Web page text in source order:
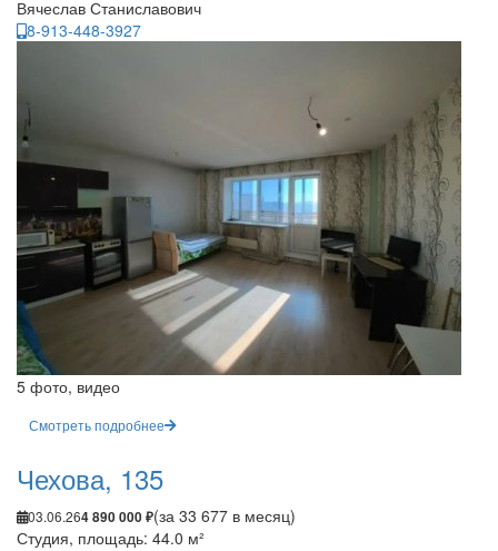
Вячеслав Станиславович
8-913-448-3927
5 фото, видео
Смотреть подробнее
Чехова, 135
03.06.264 890 000 ₽(за 33 677 в месяц)
Студия, площадь: 44.0 м²